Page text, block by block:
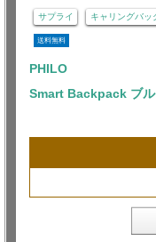
サプライ キャリングバッ
送料無料
PHILO
Smart Backpack ブ